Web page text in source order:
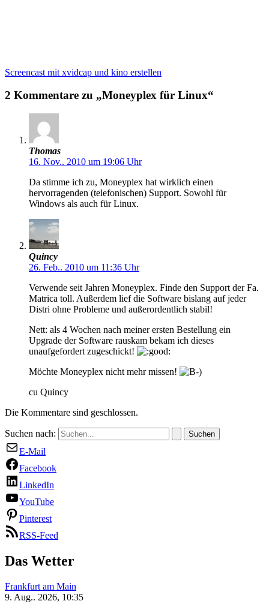
Screencast mit xvidcap und kino erstellen
2 Kommentare zu „Moneyplex für Linux“
Thomas
16. Nov.. 2010 um 19:06 Uhr
Da stimme ich zu, Moneyplex hat wirklich einen
hervorragenden (telefonischen) Support. Sowohl für
Windows als auch für Linux.
Quincy
26. Feb.. 2010 um 11:36 Uhr
Verwende seit Jahren Moneyplex. Finde den Support der Fa.
Matrica toll. Außerdem lief die Software bislang auf jeder
Distri ohne Probleme und außerordentlich stabil!
Nett: als 4 Wochen nach meiner ersten Bestellung ein
Upgrade der Software rauskam bekam ich dieses
unaufgefordert zugeschickt!
Möchte Moneyplex nicht mehr missen!
cu Quincy
Die Kommentare sind geschlossen.
Suchen nach:
E-Mail
Facebook
LinkedIn
YouTube
Pinterest
RSS-Feed
Das Wetter
Frankfurt am Main
9. Aug.. 2026, 10:35